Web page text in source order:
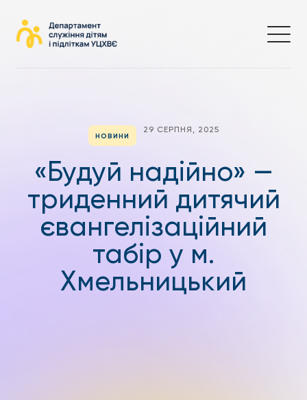
НОВИНИ
29 СЕРПНЯ, 2025
«Будуй надійно» —
триденний дитячий
євангелізаційний
табір у м.
Хмельницький